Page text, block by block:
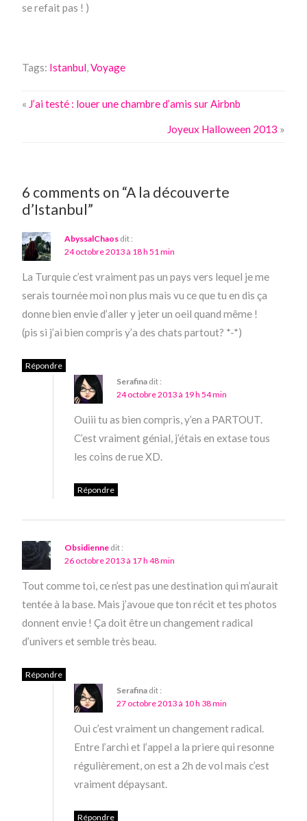
se refait pas ! )
Tags: Istanbul,Voyage
« J’ai testé : louer une chambre d’amis sur Airbnb
Joyeux Halloween 2013 »
6 comments on “A la découverte
d’Istanbul”
AbyssalChaos dit :
24 octobre 2013 à 18 h 51 min
La Turquie c’est vraiment pas un pays vers lequel je me
serais tournée moi non plus mais vu ce que tu en dis ça
donne bien envie d’aller y jeter un oeil quand même !
(pis si j’ai bien compris y’a des chats partout? *-*)
Répondre
Serafina dit :
24 octobre 2013 à 19 h 54 min
Ouiii tu as bien compris, y’en a PARTOUT.
C’est vraiment génial, j’étais en extase tous
les coins de rue XD.
Répondre
Obsidienne dit :
26 octobre 2013 à 17 h 48 min
Tout comme toi, ce n’est pas une destination qui m’aurait
tentée à la base. Mais j’avoue que ton récit et tes photos
donnent envie ! Ça doit être un changement radical
d’univers et semble très beau.
Répondre
Serafina dit :
27 octobre 2013 à 10 h 38 min
Oui c’est vraiment un changement radical.
Entre l’archi et l’appel a la priere qui resonne
régulièrement, on est a 2h de vol mais c’est
vraiment dépaysant.
Répondre